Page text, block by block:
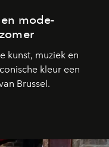
mode-
kunst, muziek en
kleur een
Brussel.